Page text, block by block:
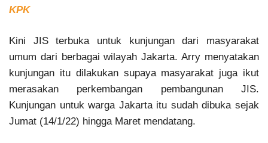
KPK
Kini JIS terbuka untuk kunjungan dari masyarakat
umum dari berbagai wilayah Jakarta. Arry menyatakan
kunjungan itu dilakukan supaya masyarakat juga ikut
merasakan perkembangan pembangunan JIS.
Kunjungan untuk warga Jakarta itu sudah dibuka sejak
Jumat (14/1/22) hingga Maret mendatang.